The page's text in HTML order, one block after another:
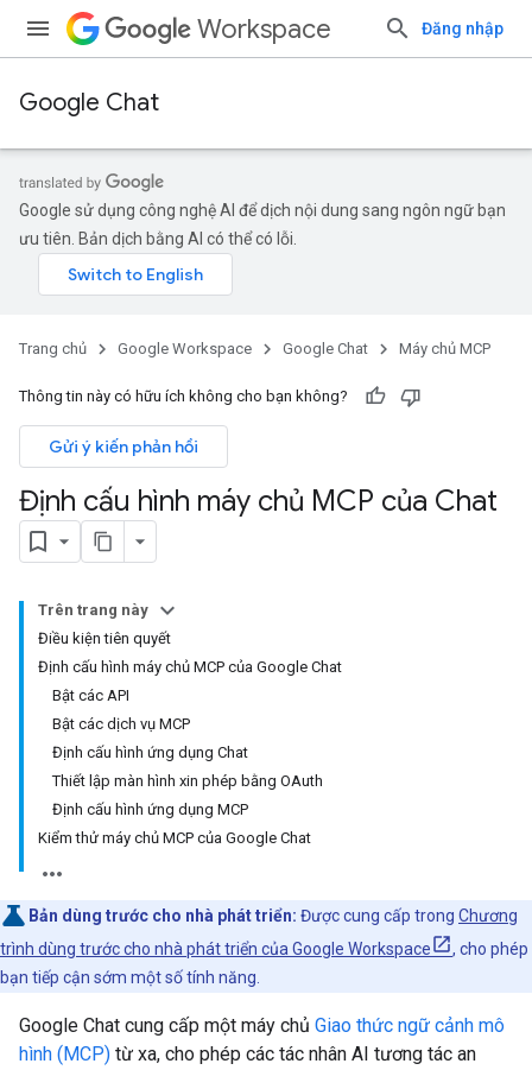
Workspace Đăng nhập
Google Chat
Google sử dụng công nghệ AI để dịch nội dung sang ngôn ngữ bạn
ưu tiên. Bản dịch bằng AI có thể có lỗi.
Trang chủ Google Workspace Google Chat Máy chủ MCP
Thông tin này có hữu ích không cho bạn không?
Gửi ý kiến phản hồi
Định cấu hình máy chủ MCP của Chat
Trên trang này
Điều kiện tiên quyết
Định cấu hình máy chủ MCP của Google Chat
Bật các API
Bật các dịch vụ MCP
Định cấu hình ứng dụng Chat
Thiết lập màn hình xin phép bằng OAuth
Định cấu hình ứng dụng MCP
Kiểm thử máy chủ MCP của Google Chat
Bản dùng trước cho nhà phát triển: Được cung cấp trong Chương
trình dùng trước cho nhà phát triển của Google Workspace
, cho phép
bạn tiếp cận sớm một số tính năng.
Google Chat cung cấp một máy chủ Giao thức ngữ cảnh mô
hình (MCP) từ xa, cho phép các tác nhân AI tương tác an